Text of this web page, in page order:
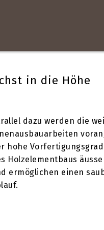
in die Höhe
dazu werden die
hohe
Holzelementbaus
ermöglichen einen